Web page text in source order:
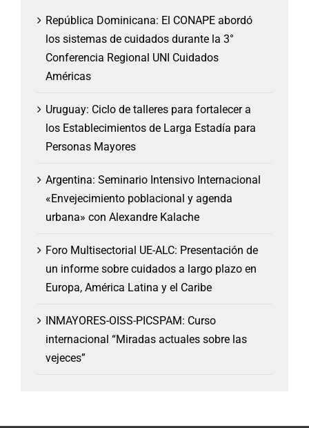
República Dominicana: El CONAPE abordó
los sistemas de cuidados durante la 3°
Conferencia Regional UNI Cuidados
Américas
Uruguay: Ciclo de talleres para fortalecer a
los Establecimientos de Larga Estadía para
Personas Mayores
Argentina: Seminario Intensivo Internacional
«Envejecimiento poblacional y agenda
urbana» con Alexandre Kalache
Foro Multisectorial UE-ALC: Presentación de
un informe sobre cuidados a largo plazo en
Europa, América Latina y el Caribe
INMAYORES-OISS-PICSPAM: Curso
internacional “Miradas actuales sobre las
vejeces”